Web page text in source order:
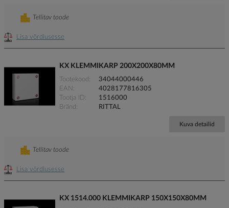
Lisa võrdlusesse
Tellitav toode
KX KLEMMIKARP 200X200X80MM
Tootekood
34044000446
EAN
4028177816305
Tootja ID
1516000
Bränd
RITTAL
Kuva detailid
Lisa võrdlusesse
Tellitav toode
KX 1514.000 KLEMMIKARP 150X150X80MM